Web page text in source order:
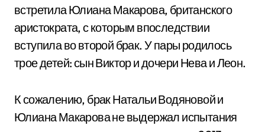
встретила Юлиана Макарова, британского
аристократа, с которым впоследствии
вступила во второй брак. У пары родилось
трое детей: сын Виктор и дочери Нева и Леон.
К сожалению, брак Натальи Водяновой и
Юлиана Макарова не выдержал испытания